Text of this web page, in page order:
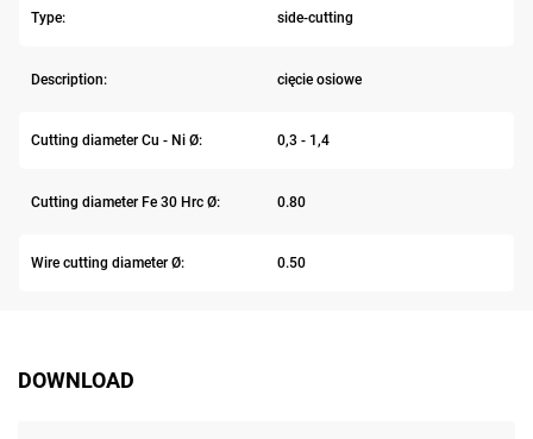
Type: side-cutting
Description: cięcie osiowe
Cutting diameter Cu - Ni Ø: 0,3 - 1,4
Cutting diameter Fe 30 Hrc Ø: 0.80
Wire cutting diameter Ø: 0.50
DOWNLOAD